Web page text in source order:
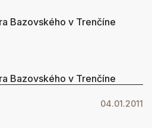
Bazovského v Trenčíne
Bazovského v Trenčíne
04.01.2011